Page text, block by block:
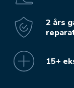
2 års
15+